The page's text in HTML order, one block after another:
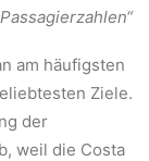
am häufigsten
Ziele.
der
weil die Costa